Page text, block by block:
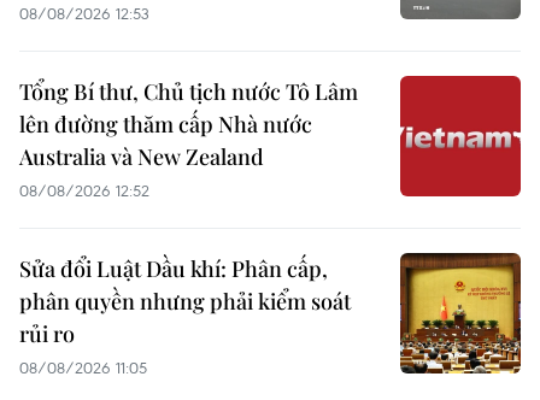
08/08/2026 12:53
Tổng Bí thư, Chủ tịch nước Tô Lâm
lên đường thăm cấp Nhà nước
Australia và New Zealand
08/08/2026 12:52
Sửa đổi Luật Dầu khí: Phân cấp,
phân quyền nhưng phải kiểm soát
rủi ro
08/08/2026 11:05